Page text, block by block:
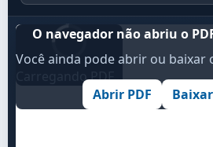
Carregando PDF...
O navegador não abriu o
Você ainda pode abrir ou baixar
Abrir PDF